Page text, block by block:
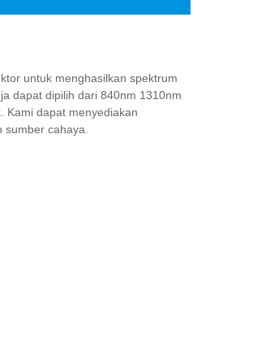
untuk menghasilkan spektrum
dapat dipilih dari 840nm 1310nm
Kami dapat menyediakan
cahaya.